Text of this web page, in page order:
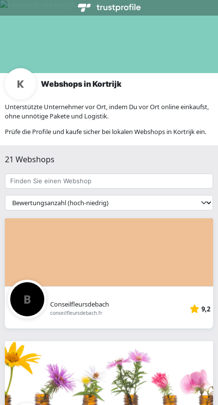
Webshops in Kortrijk
Unterstützte Unternehmer vor Ort, indem Du vor Ort online einkaufst,
ohne unnötige Pakete und Logistik.
Prüfe die Profile und kaufe sicher bei lokalen Webshops in Kortrijk ein.
21 Webshops
Finden
Sie
einen
Webshop
{{
__('Sort')
}}
Conseilfleursdebach
conseilfleursdebach.fr 9,2